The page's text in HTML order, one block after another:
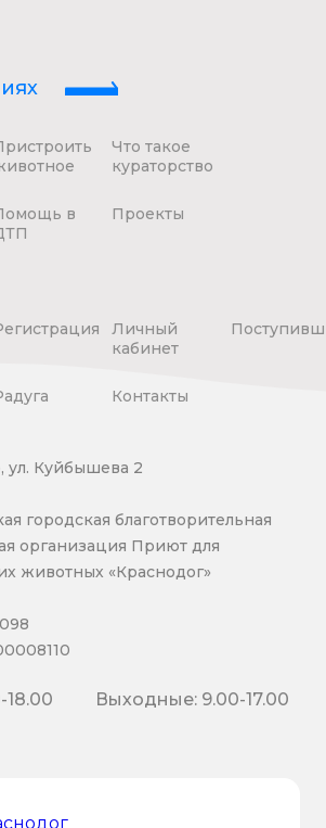
Что такое
кураторство
в
Проекты
Личный
кабинет
Контакты
ул. Куйбышева 2
городская благотворительная
организация Приют для
животных «Краснодог»
18.00 Выходные: 9.00-17.00